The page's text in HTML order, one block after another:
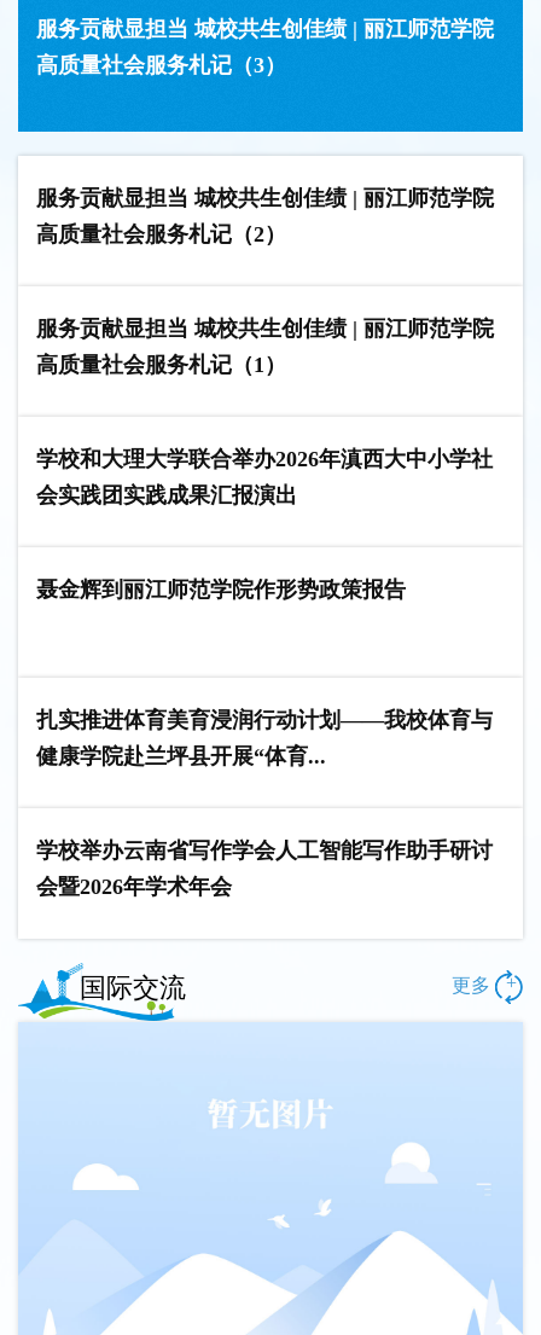
服务贡献显担当 城校共生创佳绩 | 丽江师范学院
高质量社会服务札记（3）
服务贡献显担当 城校共生创佳绩 | 丽江师范学院
高质量社会服务札记（2）
服务贡献显担当 城校共生创佳绩 | 丽江师范学院
高质量社会服务札记（1）
学校和大理大学联合举办2026年滇西大中小学社
会实践团实践成果汇报演出
聂金辉到丽江师范学院作形势政策报告
扎实推进体育美育浸润行动计划——我校体育与
健康学院赴兰坪县开展“体育...
学校举办云南省写作学会人工智能写作助手研讨
会暨2026年学术年会
国际交流 更多 +